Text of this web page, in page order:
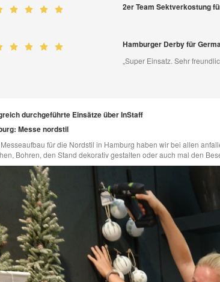
2er Team Sektverkostung
Hamburger Derby für
„Super Einsatz. Sehr
durchgeführte Einsätze über InStaff
Messe nordstil
für die Nordstil in Hamburg haben wir bei allen
Bohren, den Stand dekorativ gestalten oder auch mal den